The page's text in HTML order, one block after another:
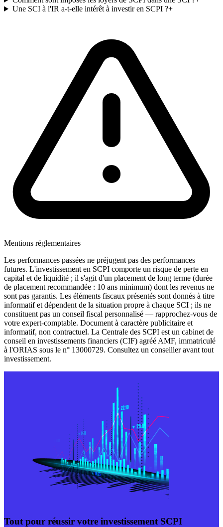
Une SCI à l'IR a-t-elle intérêt à investir en SCPI ?+
Mentions réglementaires
Les performances passées ne préjugent pas des performances
futures. L'investissement en SCPI comporte un risque de perte en
capital et de liquidité ; il s'agit d'un placement de long terme (durée
de placement recommandée : 10 ans minimum) dont les revenus ne
sont pas garantis. Les éléments fiscaux présentés sont donnés à titre
informatif et dépendent de la situation propre à chaque SCI ; ils ne
constituent pas un conseil fiscal personnalisé — rapprochez-vous de
votre expert-comptable. Document à caractère publicitaire et
informatif, non contractuel. La Centrale des SCPI est un cabinet de
conseil en investissements financiers (CIF) agréé AMF, immatriculé
à l'ORIAS sous le n° 13000729. Consultez un conseiller avant tout
investissement.
Tout pour réussir votre investissement SCPI